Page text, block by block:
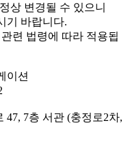
상 변경될 수 있으니
기 바랍니다.
련 법령에 따라 적용됩
이션
7층 서관 (충정로2차,